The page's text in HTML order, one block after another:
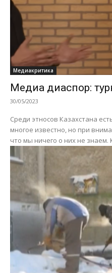
Медиакритика
Медиа диаспор:
30/05/2023
Среди этносов Казахстана
многое известно, но при
что мы ничего о них не знаем.